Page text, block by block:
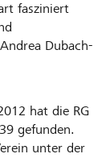
fasziniert
Dubach-
hat die RG
gefunden.
unter der